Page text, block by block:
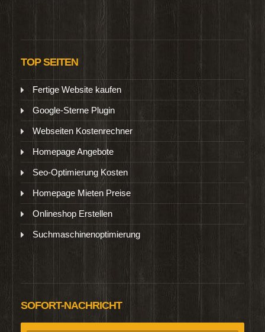
TOP SEITEN
Fertige Website kaufen
Google-Sterne Plugin
Webseiten Kostenrechner
Homepage Angebote
Seo-Optimierung Kosten
Homepage Mieten Preise
Onlineshop Erstellen
Suchmaschinenoptimierung
SOFORT-NACHRICHT